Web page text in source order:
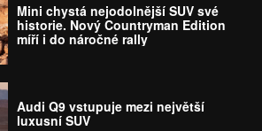
Mini chystá nejodolnější SUV své
historie. Nový Countryman Edition
míří i do náročné rally
Audi Q9 vstupuje mezi největší
luxusní SUV